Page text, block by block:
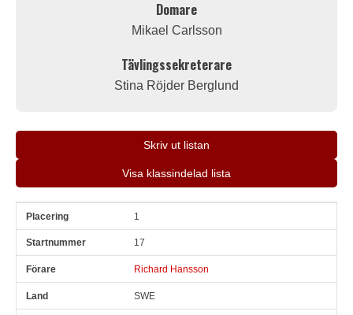
Domare
Mikael Carlsson
Tävlingssekreterare
Stina Röjder Berglund
Skriv ut listan
Visa klassindelad lista
Pl Snr 1
17
Richard Hansson
SWE